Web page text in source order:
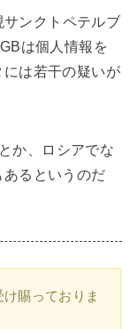
ンクトペテルブ
は個人情報を
は若干の疑いが
か、ロシアでな
あるというのだ
賜っておりま